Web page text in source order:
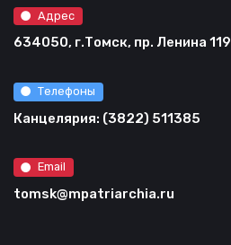
Адрес
634050, г.Томск, пр. Ленина 119
Телефоны
Канцелярия: (3822) 511385
Email
tomsk@mpatriarchia.ru